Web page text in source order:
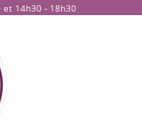
et 14h30 - 18h30